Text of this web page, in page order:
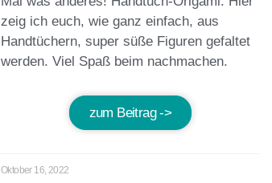
zeig ich euch, wie ganz einfach, aus
Handtüchern, super süße Figuren gefaltet
werden. Viel Spaß beim nachmachen.
zum Beitrag ->
Oktober 16, 2022